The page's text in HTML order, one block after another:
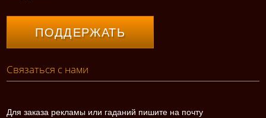
ПОДДЕРЖАТЬ
Связаться с нами
Для заказа рекламы или гаданий пишите на почту